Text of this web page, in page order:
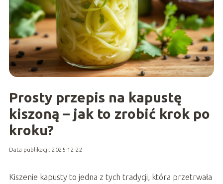
Prosty przepis na kapustę
kiszoną – jak to zrobić krok po
kroku?
Data publikacji: 2025-12-22
Kiszenie kapusty to jedna z tych tradycji, która przetrwała